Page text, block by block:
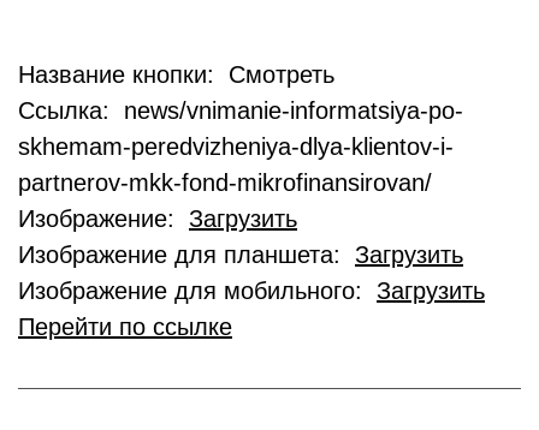
Название кнопки: Смотреть
Ссылка: news/vnimanie-informatsiya-po-
skhemam-peredvizheniya-dlya-klientov-i-
partnerov-mkk-fond-mikrofinansirovan/
Изображение: Загрузить
Изображение для планшета: Загрузить
Изображение для мобильного: Загрузить
Перейти по ссылке